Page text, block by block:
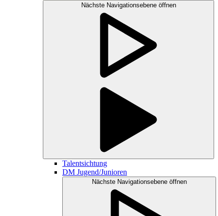
Nächste Navigationsebene öffnen
Talentsichtung
DM Jugend/Junioren
Nächste Navigationsebene öffnen